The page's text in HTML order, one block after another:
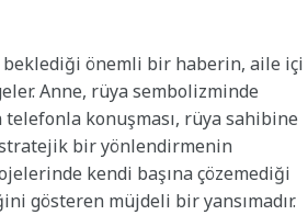
önemli bir haberin, aile içi
Anne, rüya sembolizminde
telefonla konuşması, rüya sahibine
bir yönlendirmenin
kendi başına çözemediği
gösteren müjdeli bir yansımadır.